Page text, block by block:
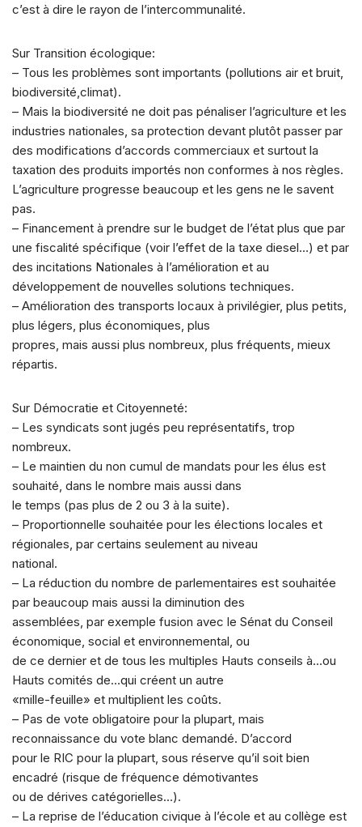
c’est à dire le rayon de l’intercommunalité.
Sur Transition écologique:
– Tous les problèmes sont importants (pollutions air et bruit,
biodiversité,climat).
– Mais la biodiversité ne doit pas pénaliser l’agriculture et les
industries nationales, sa protection devant plutôt passer par
des modifications d’accords commerciaux et surtout la
taxation des produits importés non conformes à nos règles.
L’agriculture progresse beaucoup et les gens ne le savent
pas.
– Financement à prendre sur le budget de l’état plus que par
une fiscalité spécifique (voir l’effet de la taxe diesel…) et par
des incitations Nationales à l’amélioration et au
développement de nouvelles solutions techniques.
– Amélioration des transports locaux à privilégier, plus petits,
plus légers, plus économiques, plus
propres, mais aussi plus nombreux, plus fréquents, mieux
répartis.
Sur Démocratie et Citoyenneté:
– Les syndicats sont jugés peu représentatifs, trop
nombreux.
– Le maintien du non cumul de mandats pour les élus est
souhaité, dans le nombre mais aussi dans
le temps (pas plus de 2 ou 3 à la suite).
– Proportionnelle souhaitée pour les élections locales et
régionales, par certains seulement au niveau
national.
– La réduction du nombre de parlementaires est souhaitée
par beaucoup mais aussi la diminution des
assemblées, par exemple fusion avec le Sénat du Conseil
économique, social et environnemental, ou
de ce dernier et de tous les multiples Hauts conseils à…ou
Hauts comités de…qui créent un autre
«mille-feuille» et multiplient les coûts.
– Pas de vote obligatoire pour la plupart, mais
reconnaissance du vote blanc demandé. D’accord
pour le RIC pour la plupart, sous réserve qu’il soit bien
encadré (risque de fréquence démotivantes
ou de dérives catégorielles…).
– La reprise de l’éducation civique à l’école et au collège est